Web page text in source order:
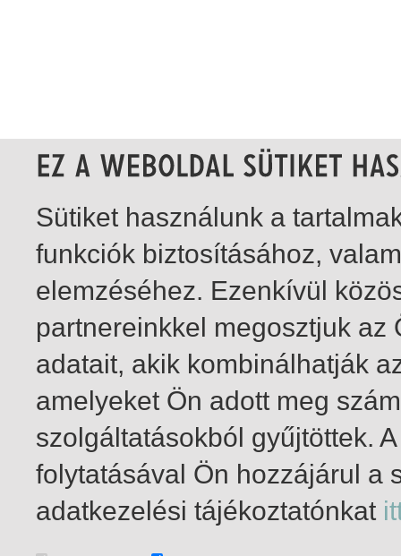
1-8 / összesen 8 találat
Sütiket használunk a
funkciók biztosításához,
elemzéséhez. Ezenkívül
partnereinkkel megosztjuk
adatait, akik kombinálhatják
amelyeket Ön adott meg
szolgáltatásokból gyűjtöttek.
folytatásával Ön hozzájárul a
adatkezelési tájékoztatónkat